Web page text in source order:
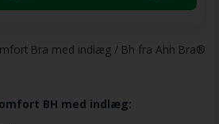
Bra med indlæg / Bh fra Ahh Bra®
BH med indlæg: